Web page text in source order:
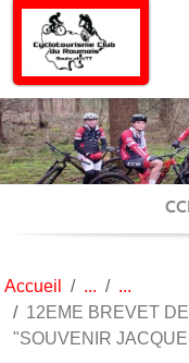
Accueil
12EME BREVET
"SOUVENIR
Panneau de gestion des